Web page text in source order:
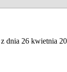
dnia 26 kwietnia